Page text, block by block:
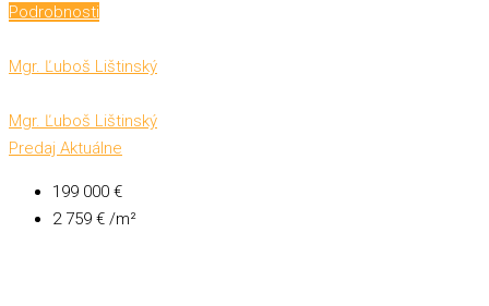
Podrobnosti
Mgr. Ľuboš Lištinský
Mgr. Ľuboš Lištinský
Predaj Aktuálne
199 000 €
2 759 € /m²